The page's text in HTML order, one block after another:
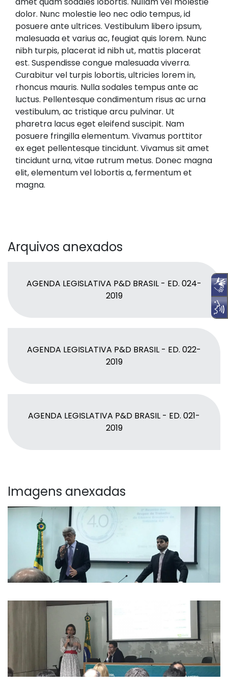
dolor. Nunc molestie leo nec odio tempus, id
posuere ante ultrices. Vestibulum libero ipsum,
malesuada et varius ac, feugiat quis lorem. Nunc
nibh turpis, placerat id nibh ut, mattis placerat
est. Suspendisse congue malesuada viverra.
Curabitur vel turpis lobortis, ultricies lorem in,
rhoncus mauris. Nulla sodales tempus ante ac
luctus. Pellentesque condimentum risus ac urna
vestibulum, ac tristique arcu pulvinar. Ut
pharetra lacus eget eleifend suscipit. Nam
posuere fringilla elementum. Vivamus porttitor
ex eget pellentesque tincidunt. Vivamus sit amet
tincidunt urna, vitae rutrum metus. Donec magna
elit, elementum vel lobortis a, fermentum et
magna.
Arquivos anexados
AGENDA LEGISLATIVA P&D BRASIL - ED. 024-
2019
AGENDA LEGISLATIVA P&D BRASIL - ED. 022-
2019
AGENDA LEGISLATIVA P&D BRASIL - ED. 021-
2019
Imagens anexadas